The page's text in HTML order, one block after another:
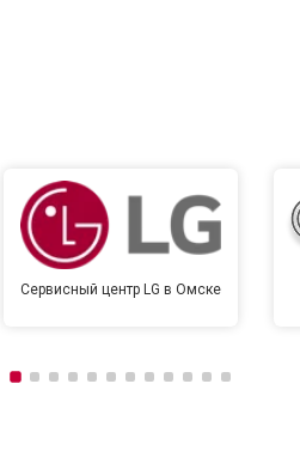
Сервисный центр LG в Омске